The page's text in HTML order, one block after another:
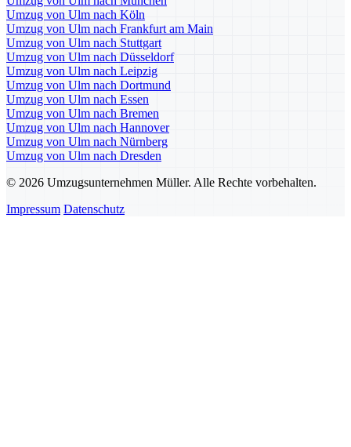
Umzug von Ulm nach Köln
Umzug von Ulm nach Frankfurt am Main
Umzug von Ulm nach Stuttgart
Umzug von Ulm nach Düsseldorf
Umzug von Ulm nach Leipzig
Umzug von Ulm nach Dortmund
Umzug von Ulm nach Essen
Umzug von Ulm nach Bremen
Umzug von Ulm nach Hannover
Umzug von Ulm nach Nürnberg
Umzug von Ulm nach Dresden
© 2026 Umzugsunternehmen Müller. Alle Rechte vorbehalten.
Impressum Datenschutz